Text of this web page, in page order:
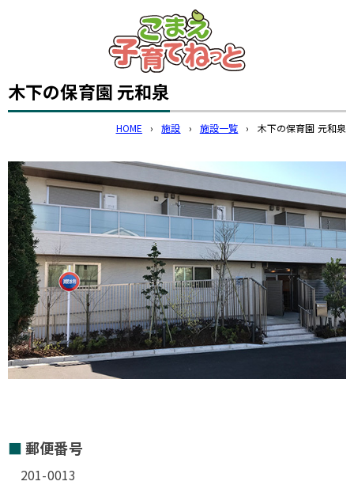
このページの本文へ
木下の保育園 元和泉
HOME › 施設 › 施設一覧 › 木下の保育園 元和泉
郵便番号
201-0013